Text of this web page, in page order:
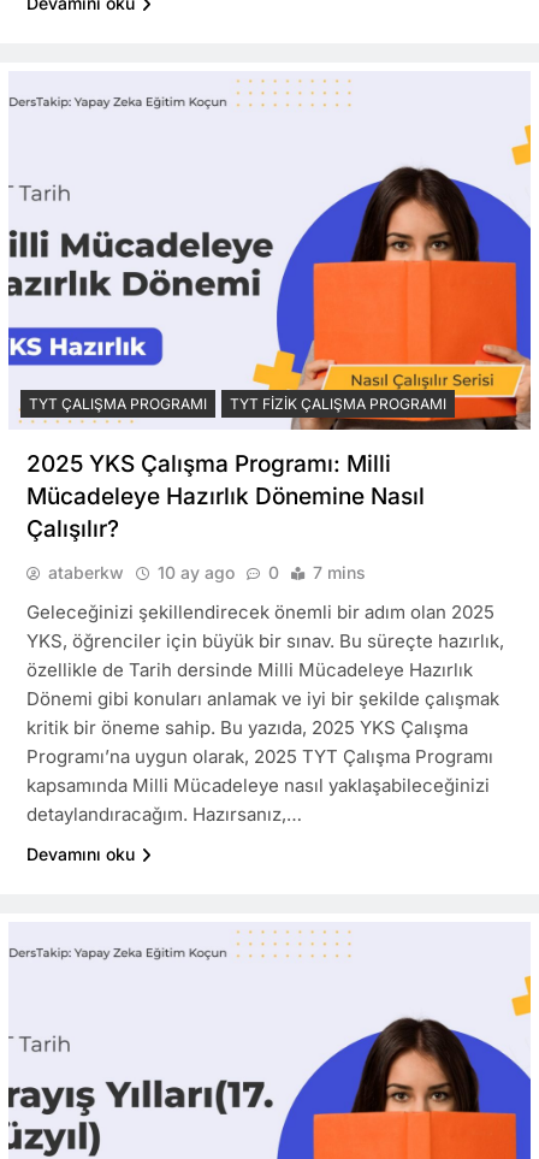
TYT ÇALIŞMA PROGRAMI TYT FIZIK ÇALIŞMA PROGRAMI
2025 YKS Çalışma Programı: Milli
Mücadeleye Hazırlık Dönemine Nasıl
Çalışılır?
ataberkw 10 ay ago 0 7 mins
Geleceğinizi şekillendirecek önemli bir adım olan 2025
YKS, öğrenciler için büyük bir sınav. Bu süreçte hazırlık,
özellikle de Tarih dersinde Milli Mücadeleye Hazırlık
Dönemi gibi konuları anlamak ve iyi bir şekilde çalışmak
kritik bir öneme sahip. Bu yazıda, 2025 YKS Çalışma
Programı’na uygun olarak, 2025 TYT Çalışma Programı
kapsamında Milli Mücadeleye nasıl yaklaşabileceğinizi
detaylandıracağım. Hazırsanız,…
Devamını oku